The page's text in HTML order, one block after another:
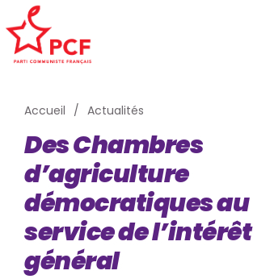
Accueil Actualités
Des Chambres
d’agriculture
démocratiques au
service de l’intérêt
général